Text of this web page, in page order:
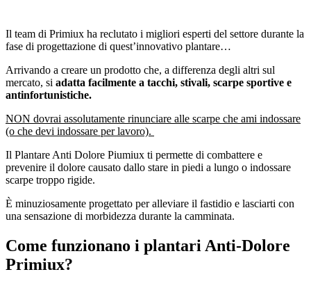
Il team di Primiux ha reclutato i migliori esperti del settore durante la
fase di progettazione di quest’innovativo plantare…
Arrivando a creare un prodotto che, a differenza degli altri sul
mercato, si adatta facilmente a tacchi, stivali, scarpe sportive e
antinfortunistiche.
NON dovrai assolutamente rinunciare alle scarpe che ami indossare
(o che devi indossare per lavoro).
Il Plantare Anti Dolore Piumiux ti permette di combattere e
prevenire il dolore causato dallo stare in piedi a lungo o indossare
scarpe troppo rigide.
È minuziosamente progettato per alleviare il fastidio e lasciarti con
una sensazione di morbidezza durante la camminata.
Come funzionano i plantari Anti-Dolore
Primiux?